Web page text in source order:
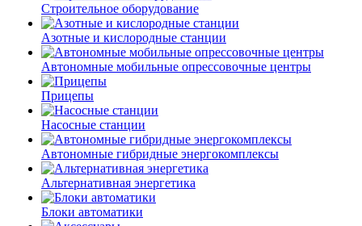
Строительное оборудование
Азотные и кислородные станции
Автономные мобильные опрессовочные центры
Прицепы
Насосные станции
Автономные гибридные энергокомплексы
Альтернативная энергетика
Блоки автоматики